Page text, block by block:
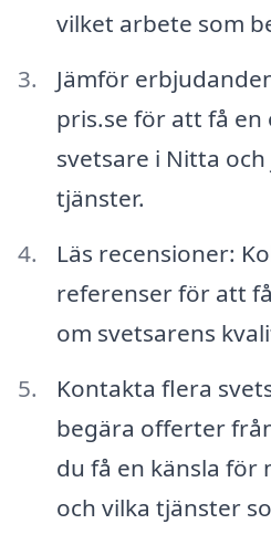
vilket arbete som
Jämför
pris.se för att få
svetsare i Nitta
tjänster.
Läs recensioner:
referenser för att
om svetsarens
Kontakta flera
begära offerter
du få en känsla för
och vilka tjänster